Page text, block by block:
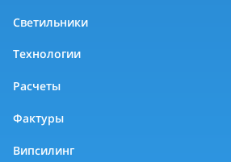
Светильники
Технологии
Расчеты
Фактуры
Випсилинг